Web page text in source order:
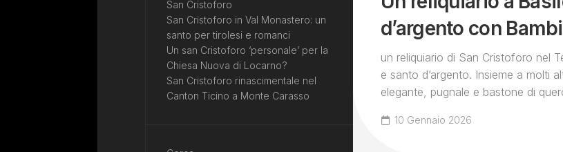
d’argento con
un reliquiario di San Cristoforo nel
e santo d’argento. Insieme a molti
elegante, pugnale e bastone di
10 Gennaio 2026
San Cristoforo
San Cristoforo in Val Monastero: un
santo per tirolesi e romanci
Un san Cristoforo ‘personale’ per la
Chiesa Nuova di Locarno?
San Cristoforo rinascimentale nel
Canton Ticino a Monte Carasso